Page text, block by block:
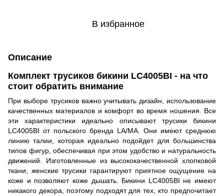
В избранное
Описание
Комплект трусиков бикини LC4005BI - на что
стоит обратить внимание
При выборе трусиков важно учитывать дизайн, использование
качественных материалов и комфорт во время ношения. Все
эти характеристики идеально описывают трусики бикини
LC4005BI от польского бренда LA/MA. Они имеют среднюю
линию талии, которая идеально подойдет для большинства
типов фигур, обеспечивая при этом удобство и натуральность
движений. Изготовленные из высококачественной хлопковой
ткани, женские трусики гарантируют приятное ощущение на
коже и позволяют коже дышать. Бикини LC4005BI не имеют
никакого декора, поэтому подходят для тех, кто предпочитает